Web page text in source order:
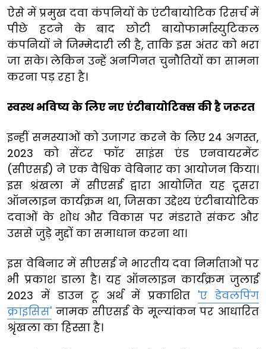
ऐसे में प्रमुख दवा कंपनियों के एंटीबायोटिक रिसर्च में
पीछे हटने के बाद छोटी बायोफार्मास्युटिकल
कंपनियों ने जिम्मेदारी ली है, ताकि इस अंतर को भरा
जा सके। लेकिन उन्हें अनगिनत चुनौतियों का सामना
करना पड़ रहा है।
स्वस्थ भविष्य के लिए नए एंटीबायोटिक्स की है जरूरत
इन्हीं समस्याओं को उजागर करने के लिए 24 अगस्त,
2023 को सेंटर फॉर साइंस एंड एनवायरमेंट
(सीएसई) ने एक वैश्विक वेबिनार का आयोजन किया।
इस श्रंखला में सीएसई द्वारा आयोजित यह दूसरा
ऑनलाइन कार्यक्रम था, जिसका उद्देश्य एंटीबायोटिक
दवाओं के शोध और विकास पर मंडराते संकट और
उससे जुड़े मुद्दों का समाधान करना था।
इस वेबिनार में सीएसई ने भारतीय दवा निर्माताओं पर
भी प्रकाश डाला है। यह ऑनलाइन कार्यक्रम जुलाई
2023 में डाउन टू अर्थ में प्रकाशित 'ए डेवलपिंग
क्राइसिस' नामक सीएसई के मूल्यांकन पर आधारित
श्रृंखला का हिस्सा है।